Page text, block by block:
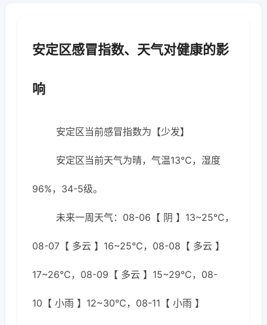
安定区感冒指数、天气对健康的影
响
安定区当前感冒指数为【少发】
安定区当前天气为晴，气温13℃，湿度
96%，34-5级。
未来一周天气：08-06【 阴 】13~25℃，
08-07【 多云 】16~25℃，08-08【 多云 】
17~26℃，08-09【 多云 】15~29℃，08-
10【 小雨 】12~30℃，08-11【 小雨 】